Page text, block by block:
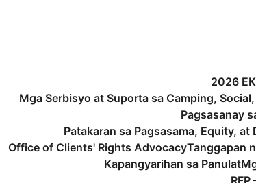
2026
Mga Serbisyo at Suporta sa Camping,
Pagsasanay
Patakaran sa Pagsasama, Equity, at
Office of Clients' Rights AdvocacyTanggapan
Kapangyarihan sa Panulat